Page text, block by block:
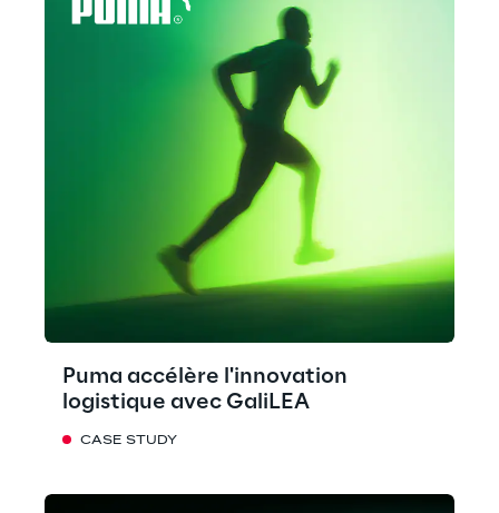
Puma accélère l'innovation
logistique avec GaliLEA
CASE STUDY